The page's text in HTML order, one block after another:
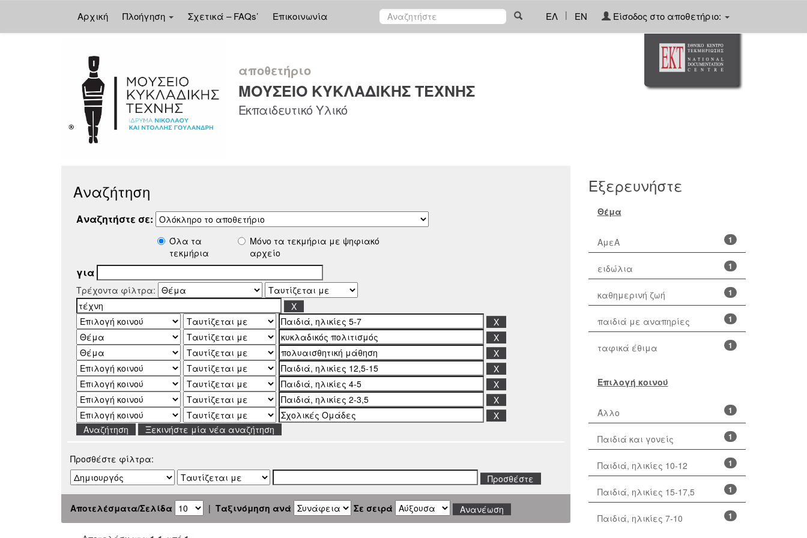
Αρχική Πλοήγηση Σχετικά – FAQs’ Επικοινωνία ΕΛ | EN Είσοδος στο αποθετήριο:
αποθετήριο
ΜΟΥΣΕΙΟ ΚΥΚΛΑΔΙΚΗΣ ΤΕΧΝΗΣ
Εκπαιδευτικό Υλικό
Αναζήτηση
Αναζητήστε σε:
Όλα τα
τεκμήρια
Μόνο τα τεκμήρια με ψηφιακό
αρχείο
για
Τρέχοντα φίλτρα:
Ξεκινήστε μία νέα αναζήτηση
Προσθέστε φίλτρα:
Αποτελέσματα/Σελίδα | Ταξινόμηση ανά Σε σειρά
Εξερευνήστε
Θέμα
1
ΑμεΑ
1
ειδώλια
1
καθημερινή ζωή
1
παιδιά με αναπηρίες
1
ταφικά έθιμα
Επιλογή κοινού
1
Άλλο
1
Παιδιά και γονείς
1
Παιδιά, ηλικίες 10-12
1
Παιδιά, ηλικίες 15-17,5
1
Παιδιά, ηλικίες 7-10